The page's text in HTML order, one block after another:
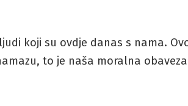
koji su ovdje danas s nama.
to je naša moralna obaveza